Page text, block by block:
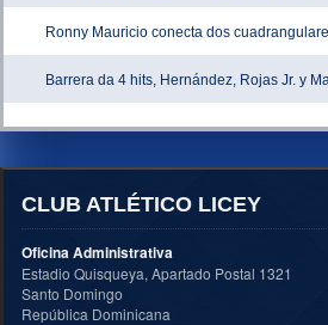
Ronny Mauricio conecta dos
Barrera da 4 hits, Hernández, Rojas Jr. y
CLUB ATLÉTICO LICEY
Oficina Administrativa
Estadio Quisqueya, Apartado Postal 1321
Santo Domingo
República Dominicana